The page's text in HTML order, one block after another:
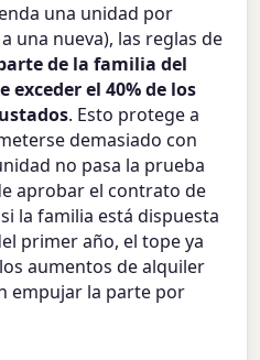
una unidad por
una nueva), las reglas de
de la familia del
el 40% de los
. Esto protege a
demasiado con
no pasa la prueba
aprobar el contrato de
la familia está dispuesta
primer año, el tope ya
aumentos de alquiler
empujar la parte por